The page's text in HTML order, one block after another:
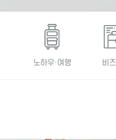
노하우·여행 비